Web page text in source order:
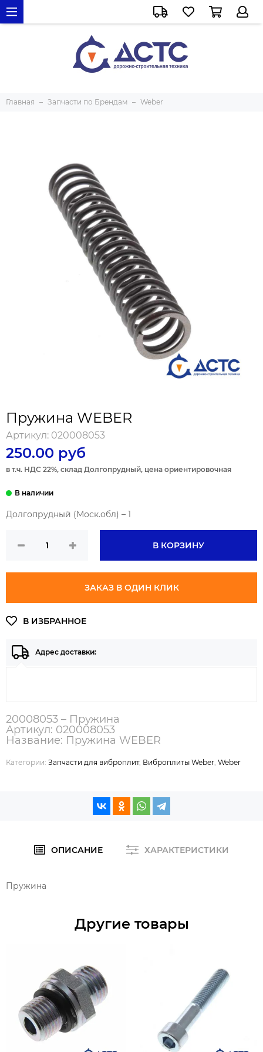
Главная Запчасти по Брендам Weber
Пружина WEBER
Артикул: 020008053
250.00 руб
в т.ч. НДС 22%, склад Долгопрудный, цена ориентировочная
Долгопрудный (Моск.обл) – 1
В КОРЗИНУ
ЗАКАЗ В ОДИН КЛИК
Адрес доставки:
20008053 – Пружина
Артикул: 020008053
Название: Пружина WEBER
Категории: Запчасти для виброплит, Виброплиты Weber Weber
ОПИСАНИЕ ХАРАКТЕРИСТИКИ
Пружина
Другие товары